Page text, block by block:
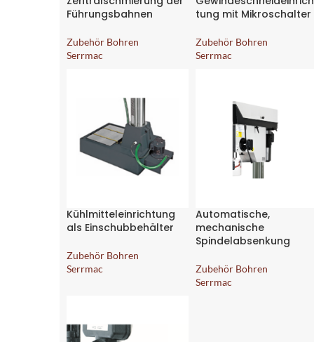
Führungsbahnen
Zubehör Bohren
Serrmac
tung mit Mikroschalter
Zubehör Bohren
Serrmac
Kühlmitteleinrichtung
als Einschubbehälter
Zubehör Bohren
Serrmac
Automatische,
mechanische
Spindelabsenkung
Zubehör Bohren
Serrmac